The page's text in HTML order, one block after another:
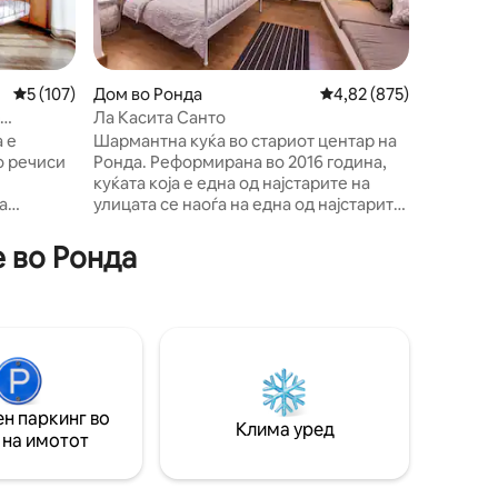
Просечна оцена: 5 од 5, 107 рецензии
5 (107)
е
речиси
и
со
со
.
Дом во Ронда Просечна оцена: 4,82
4,82 (875)
Ла Касита Санто
Шармантна куќа во стариот центар на
Ронда. Реформирана во 2016 година,
куќата која е една од најстарите на
улицата се наоѓа на една од најстарите
од најдобрите ресторани во градот врз
основа на рецензиите на Tripadvisor.
седење со поглед на горниот кат.
во Ронда
паркинг во
имотот
Клима уред